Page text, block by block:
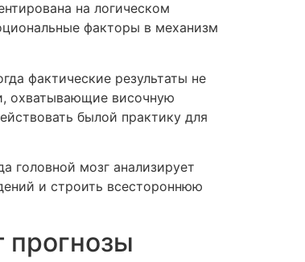
на логическом
факторы в механизм
фактические результаты не
охватывающие височную
былой практику для
головной мозг анализирует
и строить всестороннюю
прогнозы